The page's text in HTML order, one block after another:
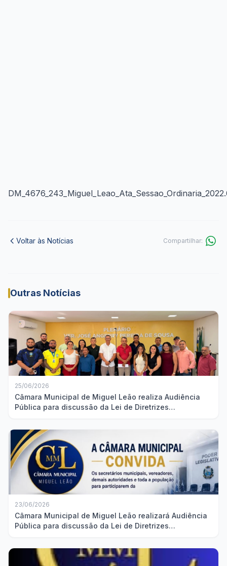
Voltar às Notícias Compartilhar:
Outras Notícias
25/06/2026
Câmara Municipal de Miguel Leão realiza Audiência
Pública para discussão da Lei de Diretrizes
23/06/2026
Câmara Municipal de Miguel Leão realizará Audiência
Pública para discussão da Lei de Diretrizes